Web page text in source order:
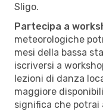
Sligo.
Partecipa a
meteorologiche
mesi della bassa
iscriversi a
lezioni di danza
maggiore
significa che potrai